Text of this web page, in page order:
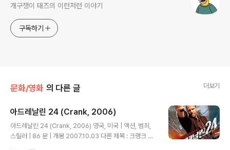
개구쟁이 태즈의 이런저런 이야기
구독하기
문화/영화 의 다른 글 더보기
아드레날린 24 (Crank, 2006)
아드레날린 24 (Crank, 2006) 영국, 미국 | 액션, 범죄,
스릴러 | 86 분 | 개봉 2007.10.03 다른 제목 : 크랭크 감